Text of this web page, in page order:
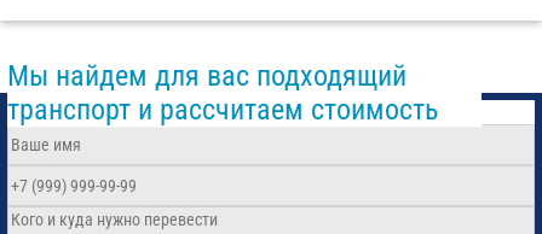
Мы найдем для вас подходящий
транспорт и рассчитаем стоимость